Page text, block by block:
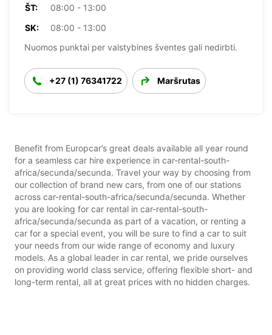
ŠT:
08:00 - 13:00
SK:
08:00 - 13:00
Nuomos punktai per valstybines šventes gali nedirbti.
+27 (1) 76341722 Maršrutas
Benefit from Europcar’s great deals available all year round
for a seamless car hire experience in car-rental-south-
africa/secunda/secunda. Travel your way by choosing from
our collection of brand new cars, from one of our stations
across car-rental-south-africa/secunda/secunda. Whether
you are looking for car rental in car-rental-south-
africa/secunda/secunda as part of a vacation, or renting a
car for a special event, you will be sure to find a car to suit
your needs from our wide range of economy and luxury
models. As a global leader in car rental, we pride ourselves
on providing world class service, offering flexible short- and
long-term rental, all at great prices with no hidden charges.